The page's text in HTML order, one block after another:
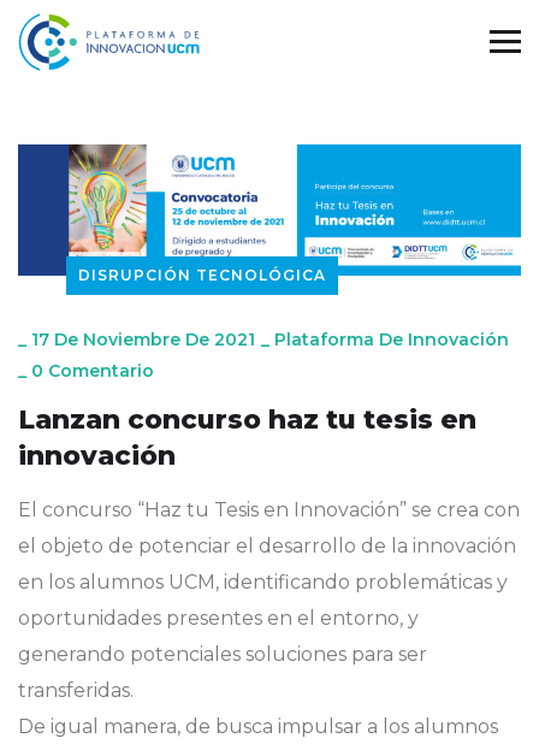
DISRUPCIÓN TECNOLÓGICA
_ 17 De Noviembre De 2021 _ Plataforma De Innovación
_ 0 Comentario
Lanzan concurso haz tu tesis en
innovación
El concurso “Haz tu Tesis en Innovación” se crea con
el objeto de potenciar el desarrollo de la innovación
en los alumnos UCM, identificando problemáticas y
oportunidades presentes en el entorno, y
generando potenciales soluciones para ser
transferidas.
De igual manera, de busca impulsar a los alumnos